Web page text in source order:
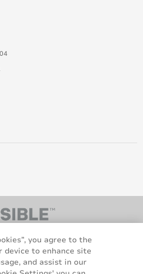
you agree to the
device to enhance site
and assist in our